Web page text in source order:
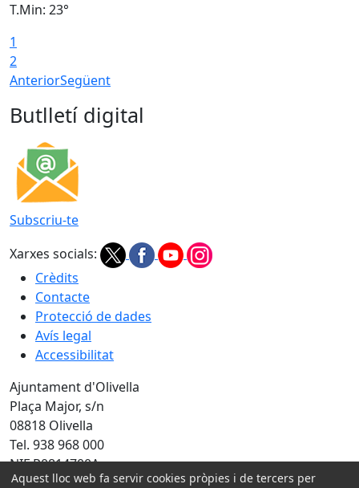
T.Min: 23°
1
2
AnteriorSegüent
Butlletí digital
Subscriu-te
Xarxes socials:
Crèdits
Contacte
Protecció de dades
Avís legal
Accessibilitat
Ajuntament d'Olivella
Plaça Major, s/n
08818 Olivella
Tel. 938 968 000
NIF P0814700A
Aquest lloc web fa servir cookies pròpies i de tercers per